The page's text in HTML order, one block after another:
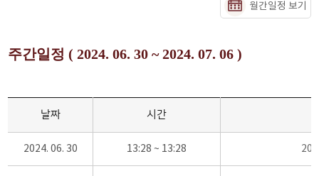
월간일정 보기
주간일정 ( 2024. 06. 30 ~ 2024. 07. 06 )
날짜 시간
2024. 06. 30 13:28 ~ 13:28